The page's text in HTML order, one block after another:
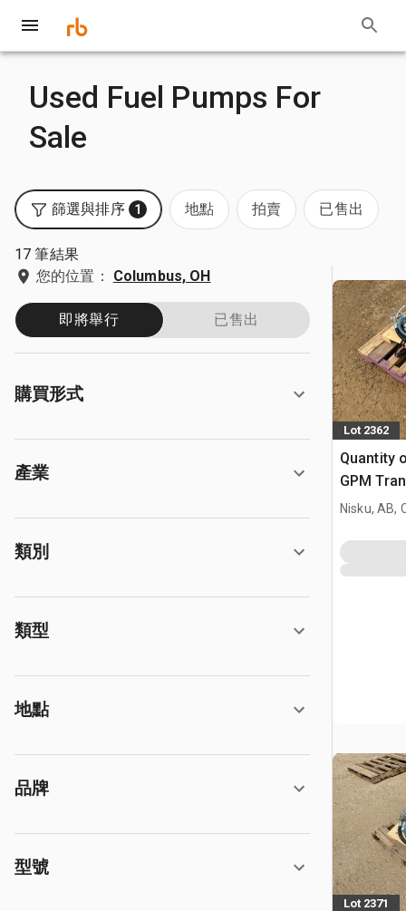
Used Fuel Pumps For
Sale
篩選與排序 1 地點 拍賣 已售出
17 筆結果
您的位置：
Columbus, OH
即將舉行 已售出
購買形式
產業
類別
類型
地點
品牌
型號
Lot 2362
Quantity
GPM
(Unused)
Nisku, AB,
Lot 2371